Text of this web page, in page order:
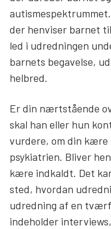
der henviser barnet
led i udredningen
barnets begavelse,
helbred.
Er din nærtstående
skal han eller hun
vurdere, om din kære
psykiatrien. Bliver
kære indkaldt. Det
sted, hvordan
udredning af en
indeholder